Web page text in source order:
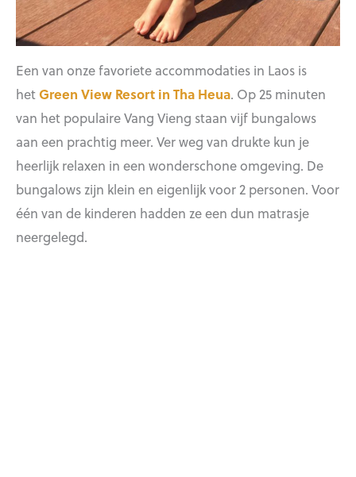
Een van onze favoriete accommodaties in Laos is
hetGreen View Resort in Tha Heua. Op 25 minuten
van het populaire Vang Vieng staan vijf bungalows
aan een prachtig meer. Ver weg van drukte kun je
heerlijk relaxen in een wonderschone omgeving. De
bungalows zijn klein en eigenlijk voor 2 personen. Voor
één van de kinderen hadden ze een dun matrasje
neergelegd.